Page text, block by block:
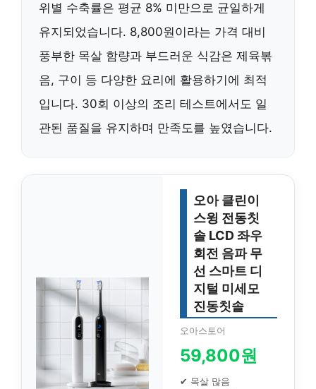
위별 수축률은 평균 8% 미만으로 균일하게
유지되었습니다. 8,800원이라는 가격 대비
풍부한 목살 함량과 부드러운 식감은 제육볶
음, 구이 등 다양한 요리에 활용하기에 최적
입니다. 30회 이상의 조리 테스트에서도 일
관된 품질을 유지하며 만족도를 높였습니다.
오아 클린이
스윙 전동칫
솔 LCD 좌우
회전 음파 무
선 스마트 디
지털 미세모
진동칫솔
오아스토어
59,800원
✔ 목살 많음